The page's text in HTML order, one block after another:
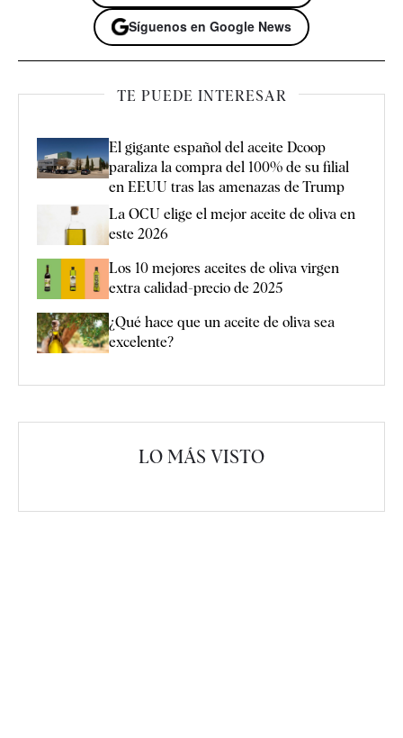
Síguenos en Google News
TE PUEDE INTERESAR
El gigante español del aceite Dcoop
paraliza la compra del 100% de su filial
en EEUU tras las amenazas de Trump
La OCU elige el mejor aceite de oliva en
este 2026
Los 10 mejores aceites de oliva virgen
extra calidad-precio de 2025
¿Qué hace que un aceite de oliva sea
excelente?
LO MÁS VISTO